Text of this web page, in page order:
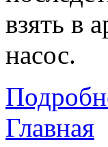
взять в
насос.
Главная